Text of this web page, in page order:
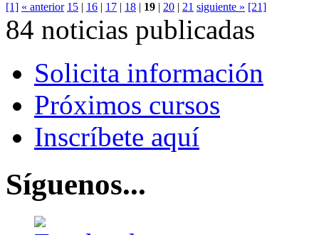
[1] « anterior 15 | 16 | 17 | 18 | 19 | 20 | 21 siguiente » [21]
84 noticias publicadas
Solicita información
Próximos cursos
Inscríbete aquí
Síguenos...